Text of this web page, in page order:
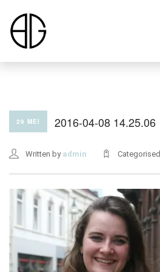
LUSTRUM VIII
LEDEN
29 MEI 2016-04-08 14.25.06
Written by admin Categorised